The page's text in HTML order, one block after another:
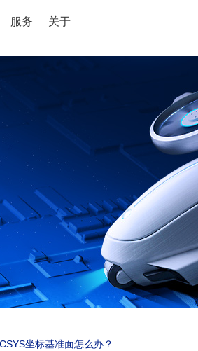
服务 关于
坐标基准面怎么办？